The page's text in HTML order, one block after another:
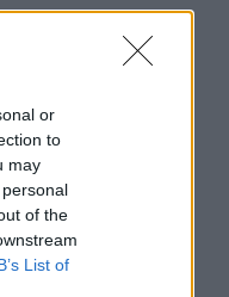
or
to
may
of the
List of